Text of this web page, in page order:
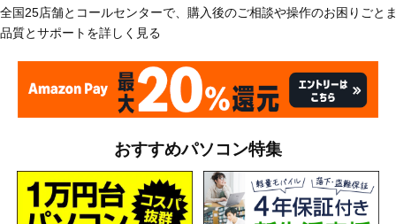
全国25店舗とコールセンターで、購入後のご相談や操作のお困りごと
品質とサポートを詳しく見る
おすすめパソコン特集